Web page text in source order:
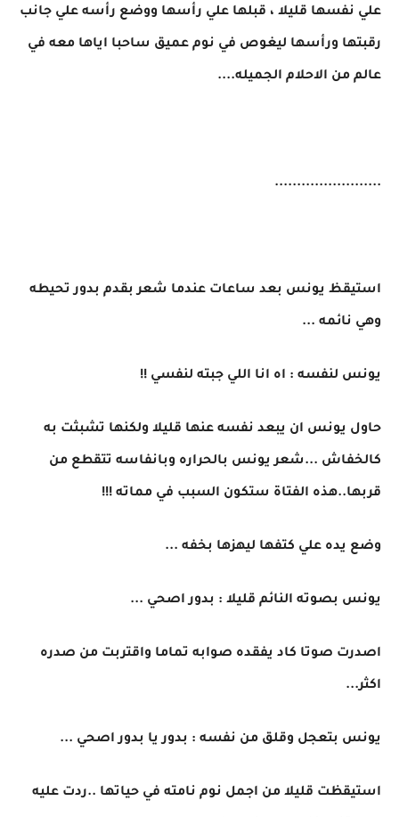
علي نفسها قليلا ، قبلها علي رأسها ووضع رأسه علي جانب
رقبتها ورأسها ليغوص في نوم عميق ساحبا اياها معه في
عالم من الاحلام الجميله....
........................
استيقظ يونس بعد ساعات عندما شعر بقدم بدور تحيطه
وهي نائمه ...
يونس لنفسه : اه انا اللي جبته لنفسي !!
حاول يونس ان يبعد نفسه عنها قليلا ولكنها تشبثت به
كالخفاش ...شعر يونس بالحراره وبانفاسه تتقطع من
قربها..هذه الفتاة ستكون السبب في مماته !!!
وضع يده علي كتفها ليهزها بخفه ...
يونس بصوته النائم قليلا : بدور اصحي ...
اصدرت صوتا كاد يفقده صوابه تماما واقتربت من صدره
اكثر...
يونس بتعجل وقلق من نفسه : بدور يا بدور اصحي ...
استيقظت قليلا من اجمل نوم نامته في حياتها ..ردت عليه